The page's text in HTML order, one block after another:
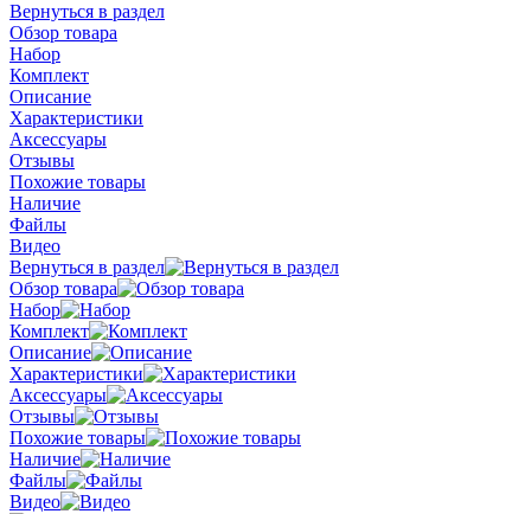
Вернуться в раздел
Обзор товара
Набор
Комплект
Описание
Характеристики
Аксессуары
Отзывы
Похожие товары
Наличие
Файлы
Видео
Вернуться в раздел
Обзор товара
Набор
Комплект
Описание
Характеристики
Аксессуары
Отзывы
Похожие товары
Наличие
Файлы
Видео